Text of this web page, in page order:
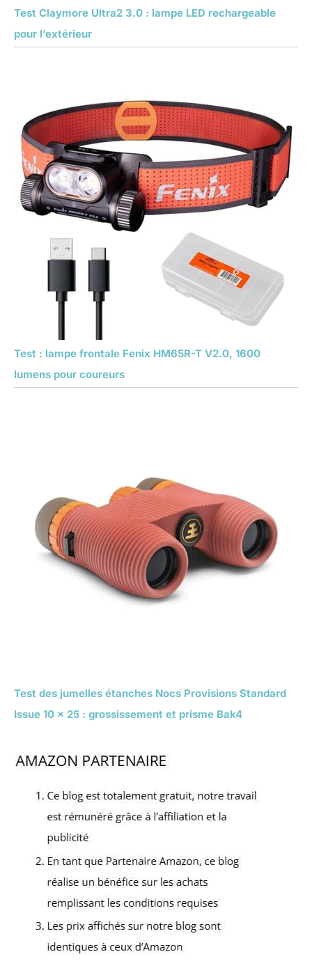
Test Claymore Ultra2 3.0 : lampe LED rechargeable
pour l’extérieur
Test : lampe frontale Fenix HM65R-T V2.0, 1600
lumens pour coureurs
Test des jumelles étanches Nocs Provisions Standard
Issue 10 x 25 : grossissement et prisme Bak4